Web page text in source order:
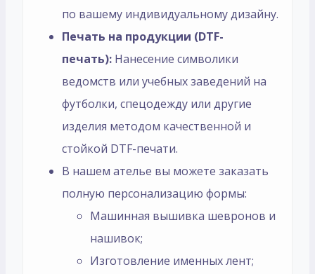
по вашему индивидуальному дизайну.
Печать на продукции (DTF-
печать): Нанесение символики
ведомств или учебных заведений на
футболки, спецодежду или другие
изделия методом качественной и
стойкой DTF-печати.
В нашем ателье вы можете заказать
полную персонализацию формы:
Машинная вышивка шевронов и
нашивок;
Изготовление именных лент;